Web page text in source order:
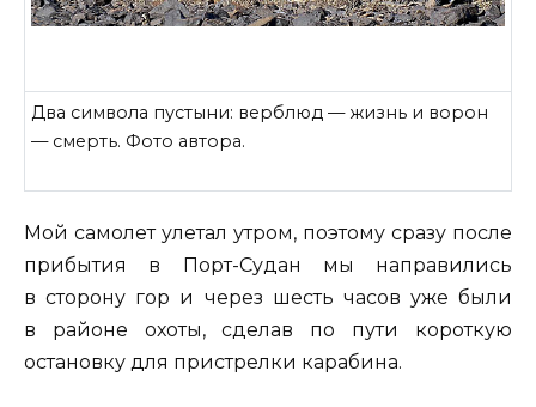
Два символа пустыни: верблюд — жизнь и ворон
— смерть. Фото автора.
Мой самолет улетал утром, поэтому сразу после
прибытия в Порт-Судан мы направились
в сторону гор и через шесть часов уже были
в районе охоты, сделав по пути короткую
остановку для пристрелки карабина.